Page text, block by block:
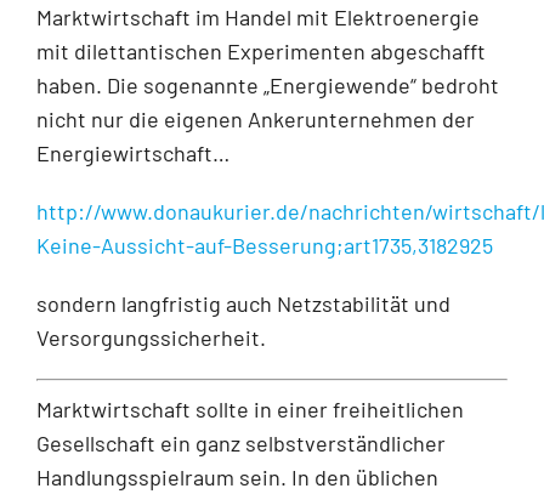
Marktwirtschaft im Handel mit Elektroenergie
mit dilettantischen Experimenten abgeschafft
haben. Die sogenannte „Energiewende“ bedroht
nicht nur die eigenen Ankerunternehmen der
Energiewirtschaft…
http://www.donaukurier.de/nachrichten/
Keine-Aussicht-auf-Besserung;art1735,3182925
sondern langfristig auch Netzstabilität und
Versorgungssicherheit.
Marktwirtschaft sollte in einer freiheitlichen
Gesellschaft ein ganz selbstverständlicher
Handlungsspielraum sein. In den üblichen